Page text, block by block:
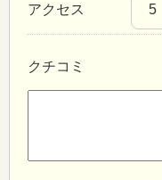
アクセス 5
クチコミ